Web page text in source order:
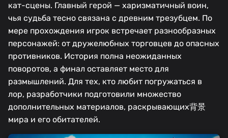
кат-сцены. Главный герой — харизматичный воин,
чья судьба тесно связана с древним трезубцем. По
мере прохождения игрок встречает разнообразных
персонажей: от дружелюбных торговцев до опасных
противников. История полна неожиданных
поворотов, а финал оставляет место для
размышлений. Для тех, кто любит погружаться в
лор, разработчики подготовили множество
дополнительных материалов, раскрывающих背景
мира и его обитателей.